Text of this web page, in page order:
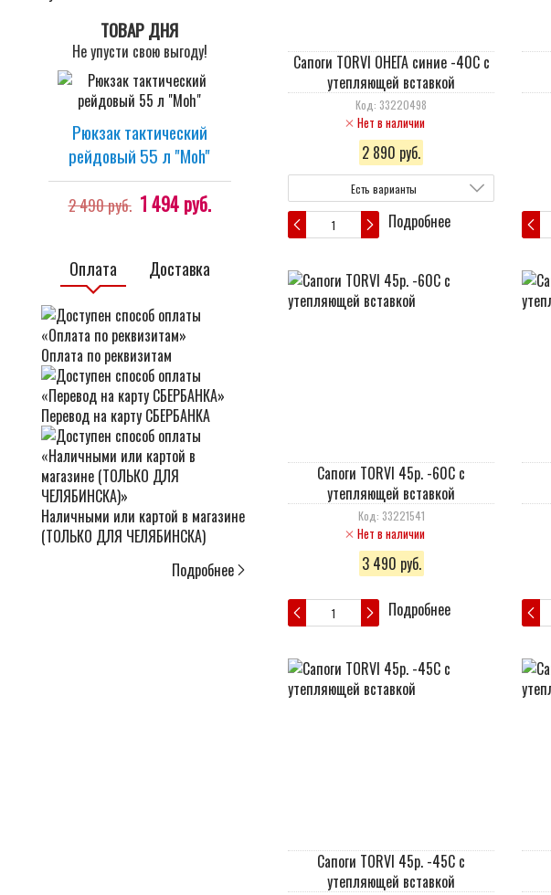
ТОВАР ДНЯ
Не упусти свою выгоду!
Рюкзак тактический
рейдовый 55 л "Moh"
2 490 руб. 1 494 руб.
Оплата Доставка
Оплата по реквизитам
Перевод на карту СБЕРБАНКА
Наличными или картой в магазине
(ТОЛЬКО ДЛЯ ЧЕЛЯБИНСКА)
Подробнее
Сапоги TORVI ОНЕГА синие -40С с
утепляющей вставкой
Код: 33220498
Нет в наличии
2 890 руб.
Есть варианты
Подробнее
Сапоги TORVI 45р. -60С с
утепляющей вставкой
Код: 33221541
Нет в наличии
3 490 руб.
Подробнее
Сапоги TORVI 45р. -45С с
утепляющей вставкой